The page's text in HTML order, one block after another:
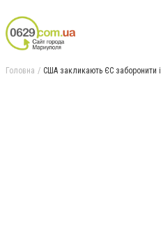
Головна США закликають ЄС заборонити